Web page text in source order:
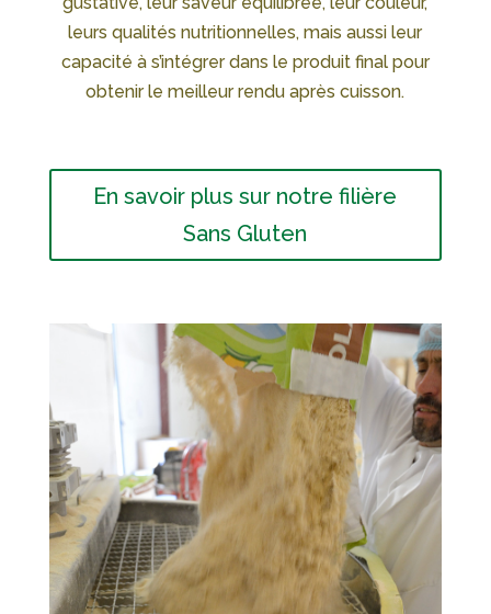
leurs qualités nutritionnelles, mais aussi leur
capacité à s’intégrer dans le produit final pour
obtenir le meilleur rendu après cuisson.
En savoir plus sur notre filière
Sans Gluten